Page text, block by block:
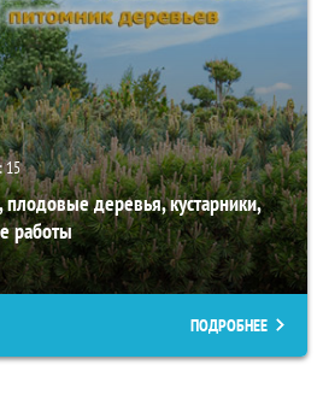
15
деревья, кустарники,
работы
ПОДРОБНЕЕ